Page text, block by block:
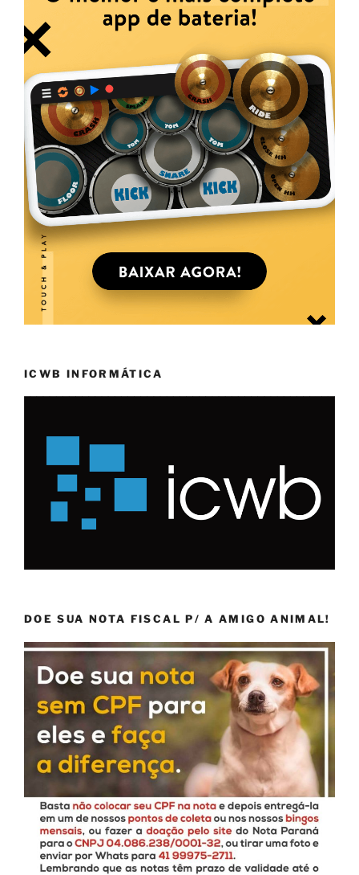
ICWB INFORMÁTICA
DOE SUA NOTA FISCAL P/ A AMIGO ANIMAL!